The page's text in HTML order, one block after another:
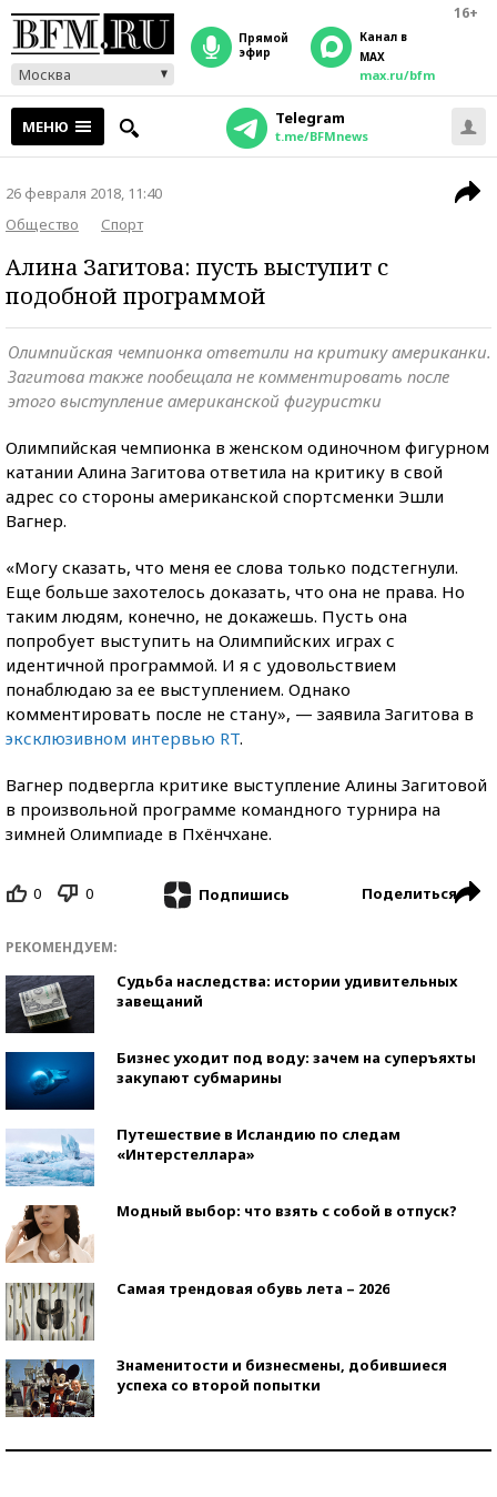
16+
Москва
прямой
эфир
Канал в
MAX
max.ru/bfm
МЕНЮ Telegram
t.me/BFMnews
26 февраля 2018, 11:40
Общество
Спорт
Алина Загитова: пусть выступит с
подобной программой
Олимпийская чемпионка ответили на критику американки.
Загитова также пообещала не комментировать после
этого выступление американской фигуристки
Олимпийская чемпионка в женском одиночном фигурном
катании Алина Загитова ответила на критику в свой
адрес со стороны американской спортсменки Эшли
Вагнер.
«Могу сказать, что меня ее слова только подстегнули.
Еще больше захотелось доказать, что она не права. Но
таким людям, конечно, не докажешь. Пусть она
попробует выступить на Олимпийских играх с
идентичной программой. И я с удовольствием
понаблюдаю за ее выступлением. Однако
комментировать после не стану», — заявила Загитова в
эксклюзивном интервью RT.
Вагнер подвергла критике выступление Алины Загитовой
в произвольной программе командного турнира на
зимней Олимпиаде в Пхёнчхане.
0 0 Подпишись Поделиться
РЕКОМЕНДУЕМ:
Судьба наследства: истории удивительных
завещаний
Бизнес уходит под воду: зачем на суперъяхты
закупают субмарины
Путешествие в Исландию по следам
«Интерстеллара»
Модный выбор: что взять с собой в отпуск?
Самая трендовая обувь лета – 2026
Знаменитости и бизнесмены, добившиеся
успеха со второй попытки